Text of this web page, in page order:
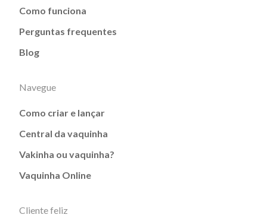
Como funciona
Perguntas frequentes
Blog
Navegue
Como criar e lançar
Central da vaquinha
Vakinha ou vaquinha?
Vaquinha Online
Cliente feliz